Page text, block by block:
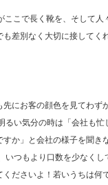
こで長く靴を、そして
差別なく大切に接して
にお客の顔色を見てわず
るい気分の時は「会社も忙
か」と会社の様子を聞き
いつもより口数を少なくし
ださいよ！若いうちは何